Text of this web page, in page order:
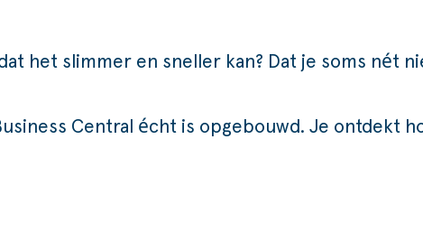
het slimmer en sneller kan? Dat je soms nét
Central écht is opgebouwd. Je ontdekt